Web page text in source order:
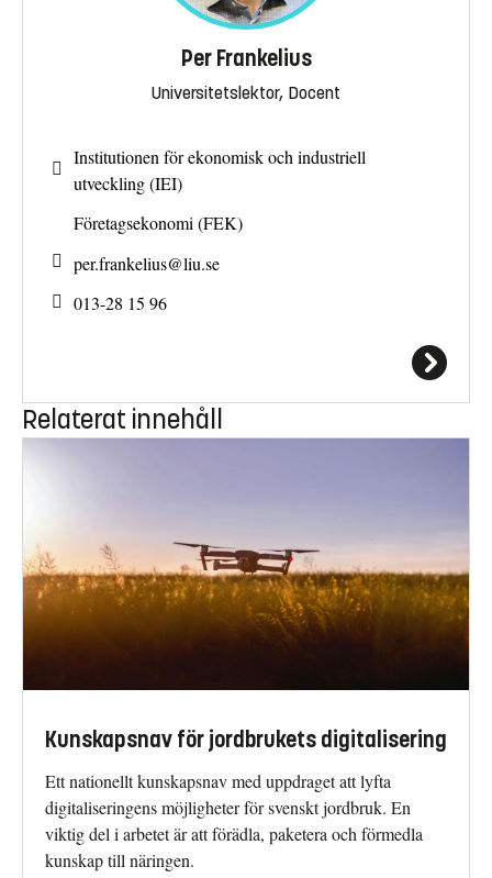
Per Frankelius
Universitetslektor, Docent
Institutionen för ekonomisk och industriell
utveckling (IEI)
Företagsekonomi (FEK)
per.frankelius@liu.se
013-28 15 96
Relaterat innehåll
Kunskapsnav för jordbrukets digitalisering
Ett nationellt kunskapsnav med uppdraget att lyfta
digitaliseringens möjligheter för svenskt jordbruk. En
viktig del i arbetet är att förädla, paketera och förmedla
kunskap till näringen.